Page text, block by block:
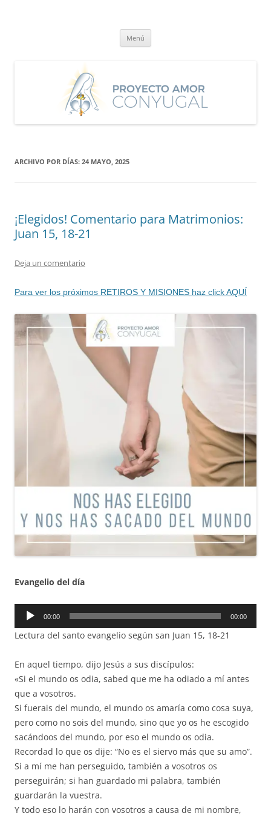
Menú
ARCHIVO POR DÍAS: 24 MAYO, 2025
¡Elegidos! Comentario para Matrimonios:
Juan 15, 18-21
Deja un comentario
Para ver los próximos RETIROS Y MISIONES haz click AQUÍ
Evangelio del día
Reproductor
audio
00:00 00:00
Lectura del santo evangelio según san Juan 15, 18-21
En aquel tiempo, dijo Jesús a sus discípulos:
«Si el mundo os odia, sabed que me ha odiado a mí antes
que a vosotros.
Si fuerais del mundo, el mundo os amaría como cosa suya,
pero como no sois del mundo, sino que yo os he escogido
sacándoos del mundo, por eso el mundo os odia.
Recordad lo que os dije: “No es el siervo más que su amo”.
Si a mí me han perseguido, también a vosotros os
perseguirán; si han guardado mi palabra, también
guardarán la vuestra.
Y todo eso lo harán con vosotros a causa de mi nombre,